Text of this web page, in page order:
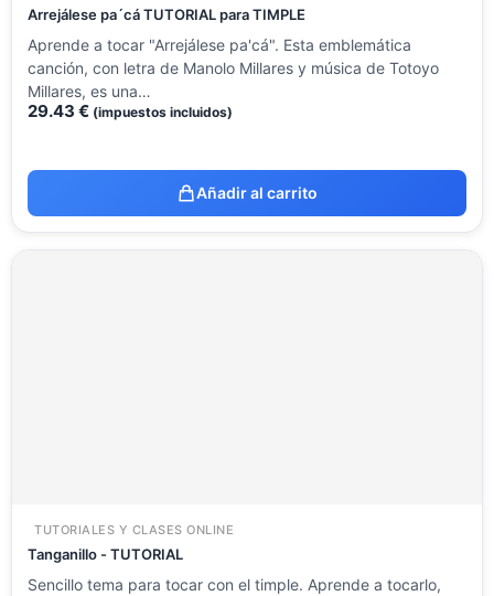
Arrejálese pa´cá TUTORIAL para TIMPLE
Aprende a tocar "Arrejálese pa'cá". Esta emblemática
canción, con letra de Manolo Millares y música de Totoyo
Millares, es una…
29.43 € (impuestos incluidos)
Añadir al carrito
TUTORIALES Y CLASES ONLINE
Tanganillo - TUTORIAL
Sencillo tema para tocar con el timple. Aprende a tocarlo,